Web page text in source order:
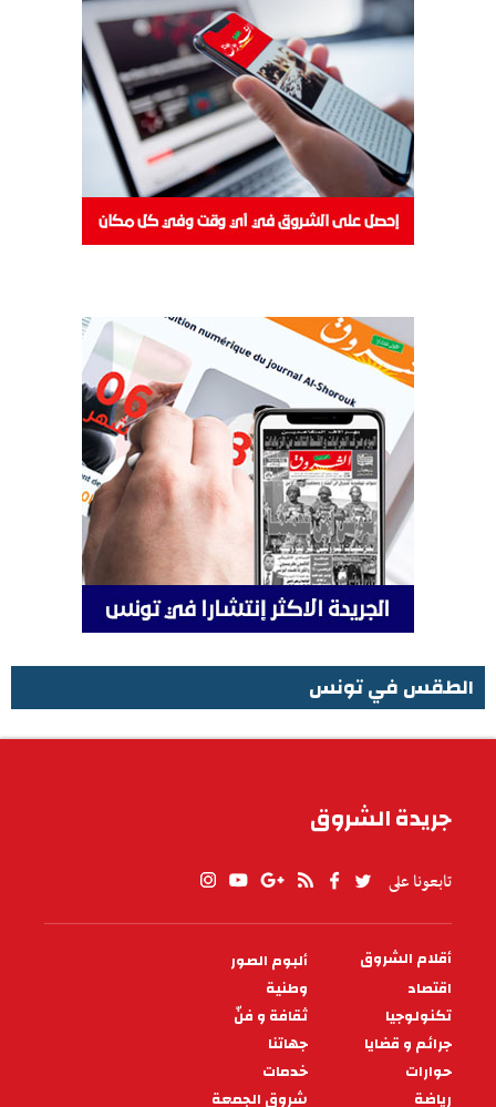
الطقس في تونس
جريدة الشروق
تابعونا على
PIED
DE
PAGE
أقلام الشروق
ألبوم الصور
اقتصاد
وطنية
تكنولوجيا
ثقافة و فنّ
جرائم و قضايا
جهاتنا
حوارات
خدمات
رياضة
شروق الجمعة